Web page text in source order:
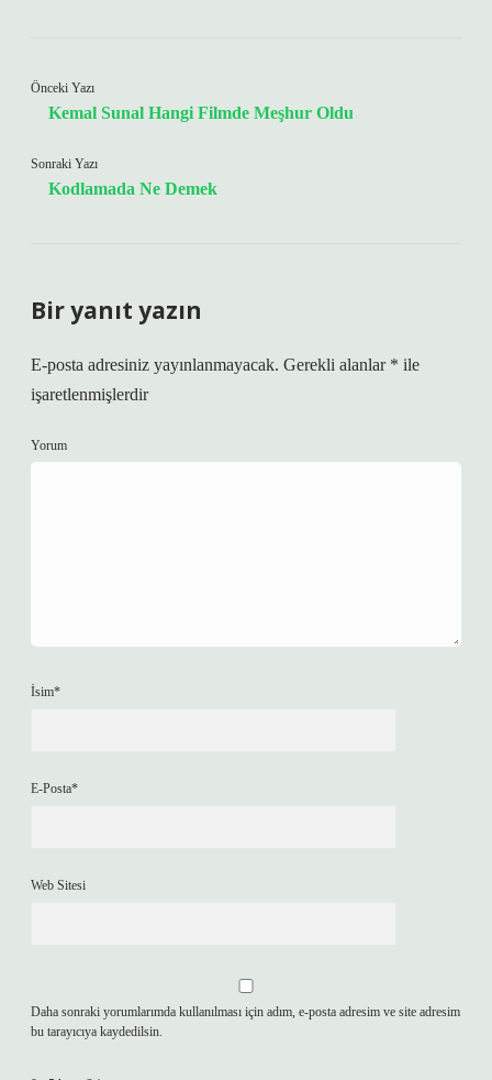
Önceki Yazı
Kemal Sunal Hangi Filmde Meşhur Oldu
Sonraki Yazı
Kodlamada Ne Demek
Bir yanıt yazın
E-posta adresiniz yayınlanmayacak. Gerekli alanlar * ile
işaretlenmişlerdir
Yorum
İsim*
E-Posta*
Web Sitesi
Daha sonraki yorumlarımda kullanılması için adım, e-posta adresim ve site adresim
bu tarayıcıya kaydedilsin.